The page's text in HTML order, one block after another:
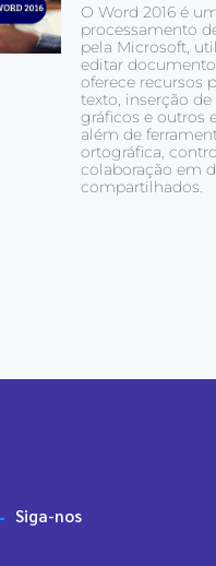
O Word 2016 é
processamento
pela Microsoft,
editar
oferece recursos
texto, inserção
gráficos e outros
além de
ortográfica,
colaboração em
compartilhados.
Siga-nos